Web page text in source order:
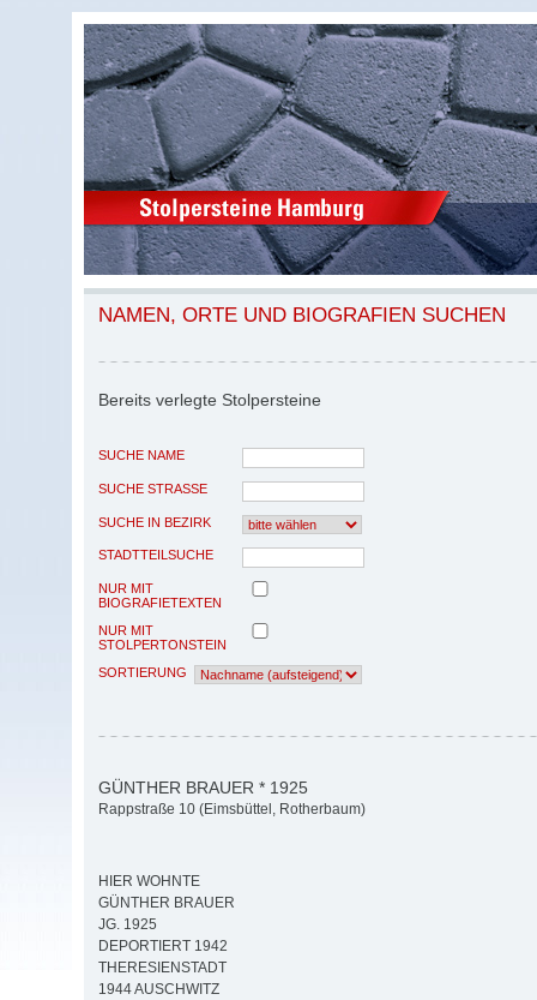
NAMEN, ORTE UND BIOGRAFIEN SUCHEN
Bereits verlegte Stolpersteine
SUCHE NAME
SUCHE STRASSE
SUCHE IN BEZIRK
STADTTEILSUCHE
NUR MIT
BIOGRAFIETEXTEN
NUR MIT
STOLPERTONSTEIN
SORTIERUNG
GÜNTHER BRAUER * 1925
Rappstraße 10 (Eimsbüttel, Rotherbaum)
HIER WOHNTE
GÜNTHER BRAUER
JG. 1925
DEPORTIERT 1942
THERESIENSTADT
1944 AUSCHWITZ